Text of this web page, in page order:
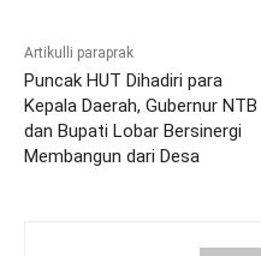
Artikulli paraprak
Puncak HUT Dihadiri para
Kepala Daerah, Gubernur NTB
dan Bupati Lobar Bersinergi
Membangun dari Desa